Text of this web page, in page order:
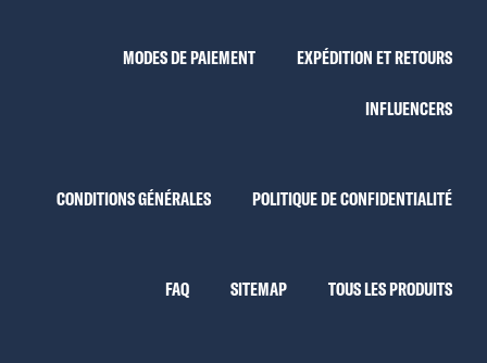
MODES DE PAIEMENT EXPÉDITION ET RETOURS
INFLUENCERS
CONDITIONS GÉNÉRALES POLITIQUE DE CONFIDENTIALITÉ
FAQ SITEMAP TOUS LES PRODUITS